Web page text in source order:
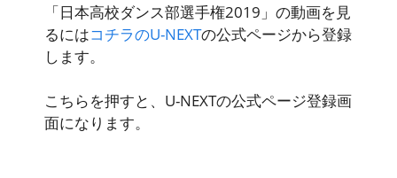
「日本高校ダンス部選手権2019」の動画を見
るにはコチラのU-NEXTの公式ページから登録
します。
こちらを押すと、U-NEXTの公式ページ登録画
面になります。